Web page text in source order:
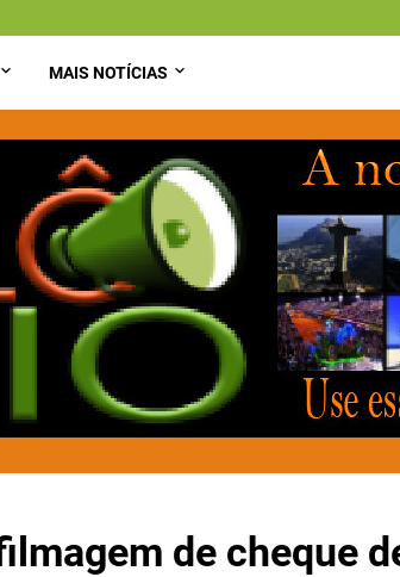
MAIS NOTÍCIAS
de cheque